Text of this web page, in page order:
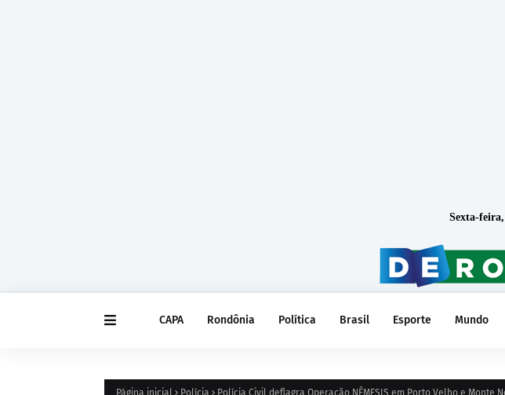
Sexta-feira,
CAPA Rondônia Política Brasil Esporte Mundo
Página inicial Polícia Polícia Civil deflagra Operação NÊMESIS em Porto Velho e Monte